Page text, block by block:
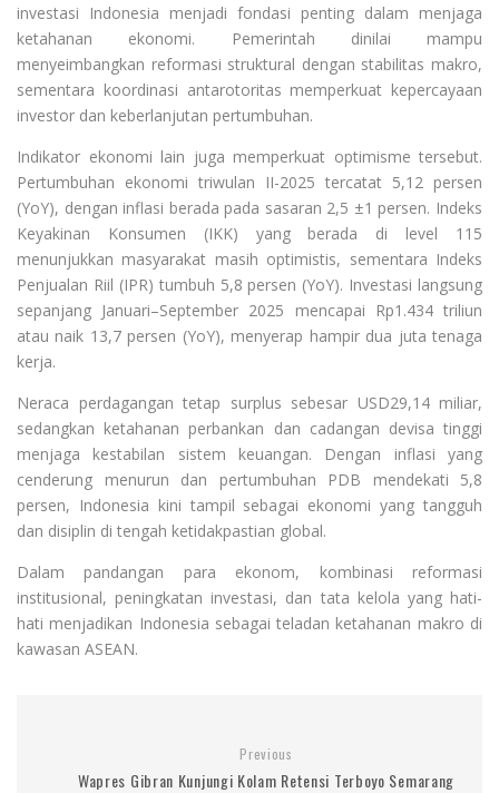
investasi Indonesia menjadi fondasi penting dalam menjaga
ketahanan ekonomi. Pemerintah dinilai mampu
menyeimbangkan reformasi struktural dengan stabilitas makro,
sementara koordinasi antarotoritas memperkuat kepercayaan
investor dan keberlanjutan pertumbuhan.
Indikator ekonomi lain juga memperkuat optimisme tersebut.
Pertumbuhan ekonomi triwulan II-2025 tercatat 5,12 persen
(YoY), dengan inflasi berada pada sasaran 2,5 ±1 persen. Indeks
Keyakinan Konsumen (IKK) yang berada di level 115
menunjukkan masyarakat masih optimistis, sementara Indeks
Penjualan Riil (IPR) tumbuh 5,8 persen (YoY). Investasi langsung
sepanjang Januari–September 2025 mencapai Rp1.434 triliun
atau naik 13,7 persen (YoY), menyerap hampir dua juta tenaga
kerja.
Neraca perdagangan tetap surplus sebesar USD29,14 miliar,
sedangkan ketahanan perbankan dan cadangan devisa tinggi
menjaga kestabilan sistem keuangan. Dengan inflasi yang
cenderung menurun dan pertumbuhan PDB mendekati 5,8
persen, Indonesia kini tampil sebagai ekonomi yang tangguh
dan disiplin di tengah ketidakpastian global.
Dalam pandangan para ekonom, kombinasi reformasi
institusional, peningkatan investasi, dan tata kelola yang hati-
hati menjadikan Indonesia sebagai teladan ketahanan makro di
kawasan ASEAN.
Previous
Wapres Gibran Kunjungi Kolam Retensi Terboyo Semarang